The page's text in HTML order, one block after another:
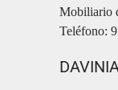
Mobiliario
Teléfono: